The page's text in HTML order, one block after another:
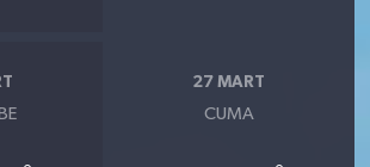
27 MART
CUMA